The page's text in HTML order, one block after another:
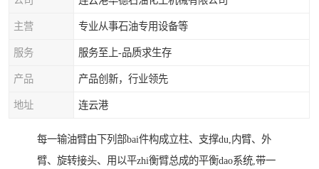
主营 专业从事石油专用设备等
服务 服务至上-品质求生存
产品 产品创新，行业领先
地址 连云港
每一输油臂由下列部bai件构成立柱、支撑du,内臂、外
臂、旋转接头、用以平zhi衡臂总成的平衡dao系统,带一